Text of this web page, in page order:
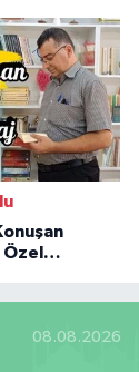
08.08.2026